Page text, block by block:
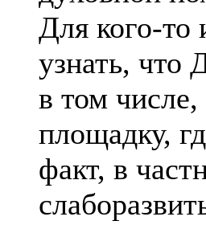
Для кого-то
узнать, что
в том
площадку,
факт, в